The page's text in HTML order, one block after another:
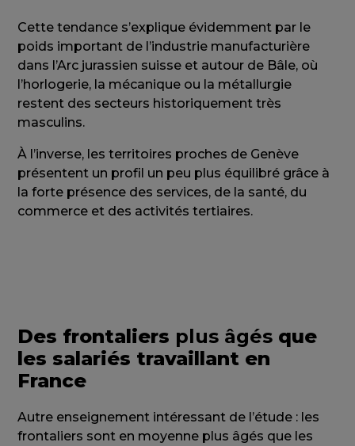
Cette tendance s’explique évidemment par le
poids important de l’industrie manufacturière
dans l’Arc jurassien suisse et autour de Bâle, où
l’horlogerie, la mécanique ou la métallurgie
restent des secteurs historiquement très
masculins.
À l’inverse, les territoires proches de Genève
présentent un profil un peu plus équilibré grâce à
la forte présence des services, de la santé, du
commerce et des activités tertiaires.
Des frontaliers plus âgés que
les salariés travaillant en
France
Autre enseignement intéressant de l’étude : les
frontaliers sont en moyenne plus âgés que les